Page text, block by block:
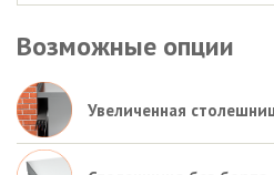
Возможные опции
Увеличенная